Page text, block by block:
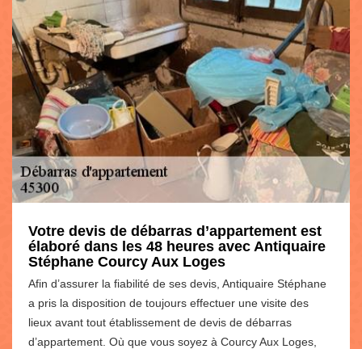
Votre devis de débarras d’appartement est
élaboré dans les 48 heures avec Antiquaire
Stéphane Courcy Aux Loges
Afin d’assurer la fiabilité de ses devis, Antiquaire Stéphane
a pris la disposition de toujours effectuer une visite des
lieux avant tout établissement de devis de débarras
d’appartement. Où que vous soyez à Courcy Aux Loges,